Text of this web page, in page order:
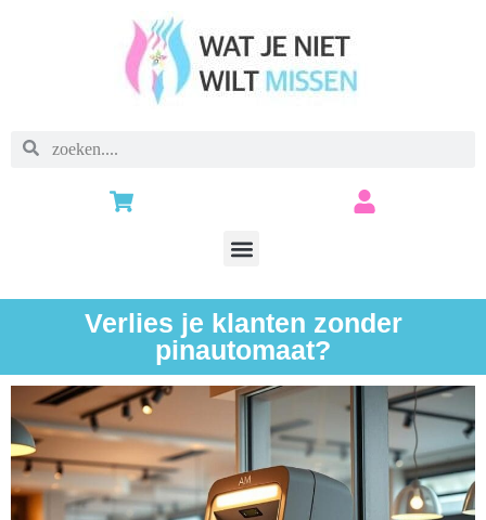
Verlies je klanten zonder
pinautomaat?